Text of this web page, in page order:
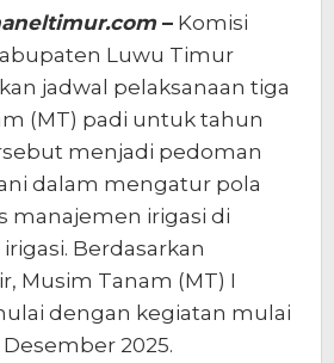
– Komisi
Luwu Timur
jadwal pelaksanaan tiga
(MT) padi untuk tahun
menjadi pedoman
dalam mengatur pola
manajemen irigasi di
Berdasarkan
Musim Tanam (MT) I
dengan kegiatan mulai
2025.